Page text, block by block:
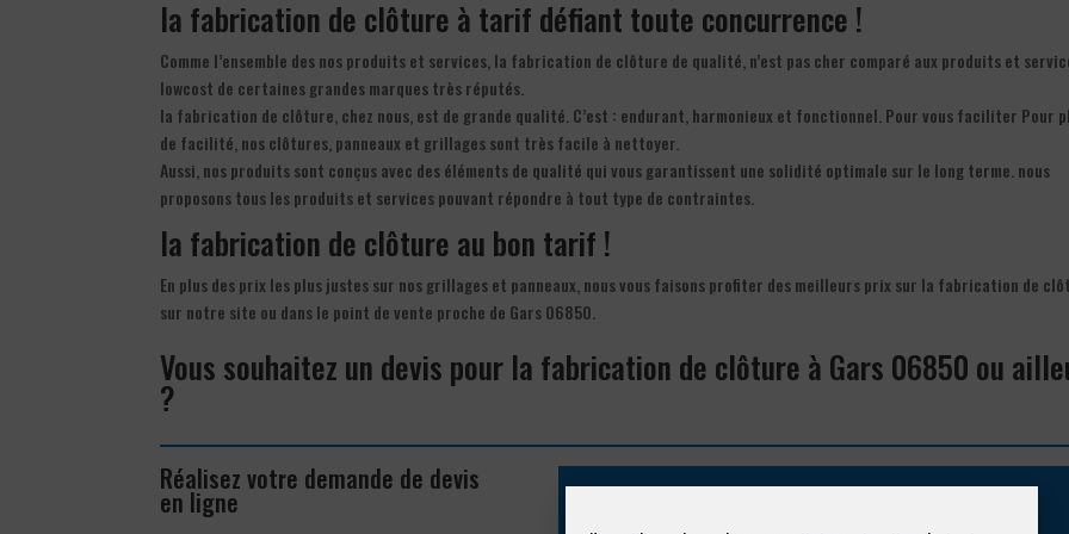
la fabrication de clôture à tarif défiant toute concurrence !
Comme l’ensemble des nos produits et services, la fabrication de clôture de qualité, n’est pas cher comparé aux produits et
lowcost de certaines grandes marques très réputés.
la fabrication de clôture, chez nous, est de grande qualité. C’est : endurant, harmonieux et fonctionnel. Pour vous faciliter Pour
de facilité, nos clôtures, panneaux et grillages sont très facile à nettoyer.
Aussi, nos produits sont conçus avec des éléments de qualité qui vous garantissent une solidité optimale sur le long terme. nous
proposons tous les produits et services pouvant répondre à tout type de contraintes.
la fabrication de clôture au bon tarif !
En plus des prix les plus justes sur nos grillages et panneaux, nous vous faisons profiter des meilleurs prix sur la fabrication de
sur notre site ou dans le point de vente proche de Gars 06850.
Vous souhaitez un devis pour la fabrication de clôture à Gars 06850 ou
?
Réalisez votre demande de devis
en ligne